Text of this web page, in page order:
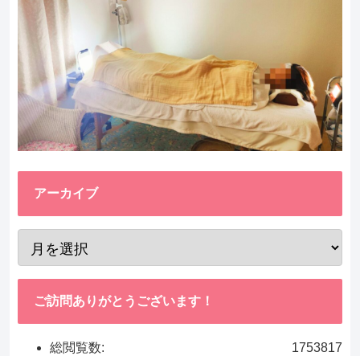
アーカイブ
ご訪問ありがとうございます！
1753817
総閲覧数: